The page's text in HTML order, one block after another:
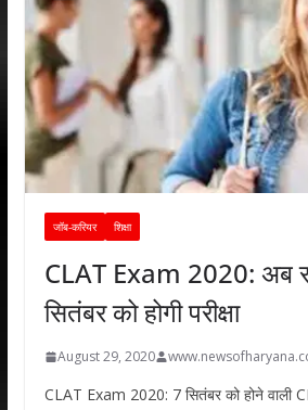
जॉब-करियर शिक्षा
CLAT Exam 2020: अब
सितंबर को होगी परीक्षा
August 29, 2020
CLAT Exam 2020: 7 सितंबर को होने वाली